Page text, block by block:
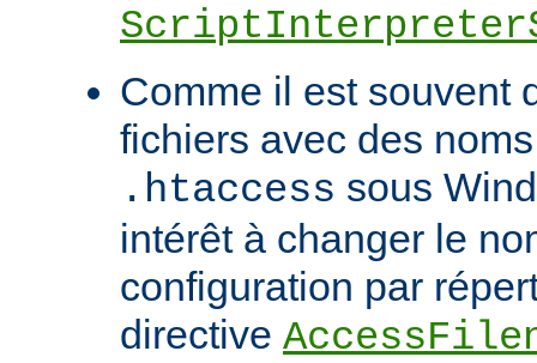
Comme il est souvent
fichiers avec des
.htaccess sous
intérêt à changer le
configuration par
directive